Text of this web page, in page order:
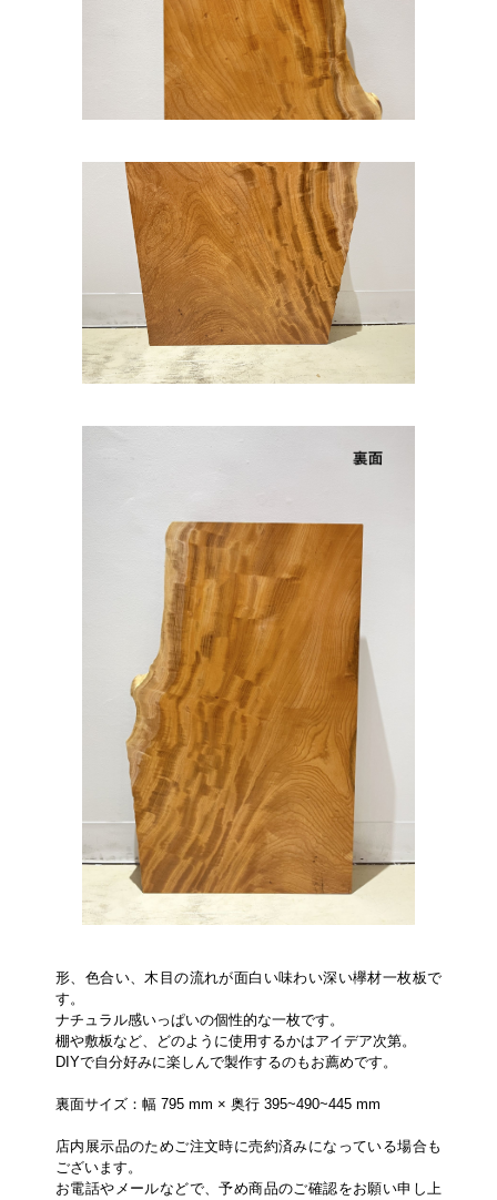
形、色合い、木目の流れが面白い味わい深い欅材一枚板で
す。
ナチュラル感いっぱいの個性的な一枚です。
棚や敷板など、どのように使用するかはアイデア次第。
DIYで自分好みに楽しんで製作するのもお薦めです。
裏面サイズ：幅 795 mm × 奥行 395~490~445 mm
店内展示品のためご注文時に売約済みになっている場合も
ございます。
お電話やメールなどで、予め商品のご確認をお願い申し上